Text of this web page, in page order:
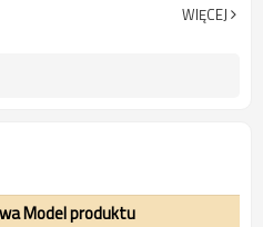
Wyposażony w 7-pinowe złącze
WIĘCEJ
Model produktu